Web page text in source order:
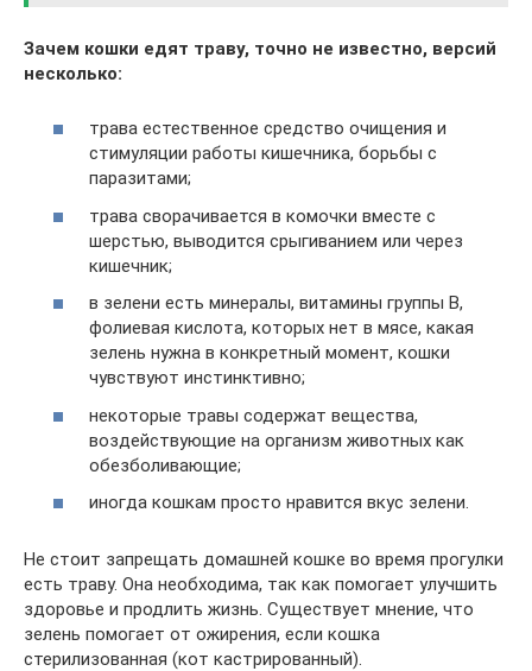
Зачем кошки едят траву, точно не известно, версий
несколько:
трава естественное средство очищения и
стимуляции работы кишечника, борьбы с
паразитами;
трава сворачивается в комочки вместе с
шерстью, выводится срыгиванием или через
кишечник;
в зелени есть минералы, витамины группы В,
фолиевая кислота, которых нет в мясе, какая
зелень нужна в конкретный момент, кошки
чувствуют инстинктивно;
некоторые травы содержат вещества,
воздействующие на организм животных как
обезболивающие;
иногда кошкам просто нравится вкус зелени.
Не стоит запрещать домашней кошке во время прогулки
есть траву. Она необходима, так как помогает улучшить
здоровье и продлить жизнь. Существует мнение, что
зелень помогает от ожирения, если кошка
стерилизованная (кот кастрированный).